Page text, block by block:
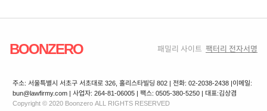
BOONZERO 패밀리 사이트 팩터리 전자서명
주소: 서울특별시 서초구 서초대로 326, 홀리스타빌딩 802 | 전화: 02-2038-2438 |이메일:
bun@lawfirmy.com | 사업자: 264-81-06005 | 팩스: 0505-380-5250 | 대표:김상겸
Copyright © 2020 Boonzero ALL RIGHTS RESERVED